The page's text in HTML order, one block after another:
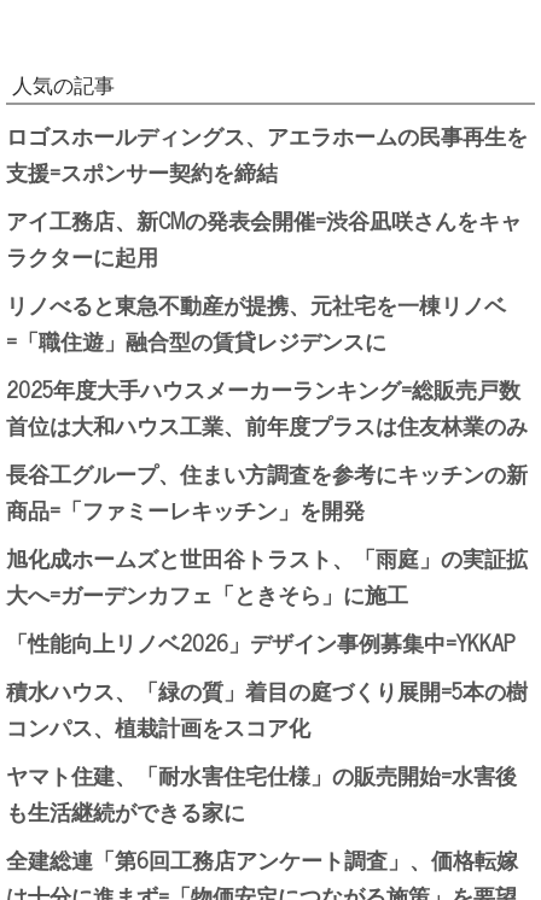
人気の記事
ロゴスホールディングス、アエラホームの民事再生を
支援=スポンサー契約を締結
アイ工務店、新CMの発表会開催=渋谷凪咲さんをキャ
ラクターに起用
リノべると東急不動産が提携、元社宅を一棟リノベ
=「職住遊」融合型の賃貸レジデンスに
2025年度大手ハウスメーカーランキング=総販売戸数
首位は大和ハウス工業、前年度プラスは住友林業のみ
長谷工グループ、住まい方調査を参考にキッチンの新
商品=「ファミーレキッチン」を開発
旭化成ホームズと世田谷トラスト、「雨庭」の実証拡
大へ=ガーデンカフェ「ときそら」に施工
「性能向上リノベ2026」デザイン事例募集中=YKKAP
積水ハウス、「緑の質」着目の庭づくり展開=5本の樹
コンパス、植栽計画をスコア化
ヤマト住建、「耐水害住宅仕様」の販売開始=水害後
も生活継続ができる家に
全建総連「第6回工務店アンケート調査」、価格転嫁